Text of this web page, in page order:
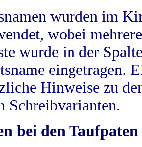
wurden im
wobei
wurde in der
eingetragen.
Hinweise zu
Schreibvarianten.
bei den Taufpaten